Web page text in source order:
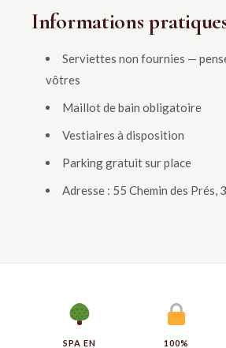
Informations
Serviettes non fournies —
vôtres
Maillot de bain obligatoire
Vestiaires à disposition
Parking gratuit sur place
Adresse : 55 Chemin des Prés,
SPA EN 100%